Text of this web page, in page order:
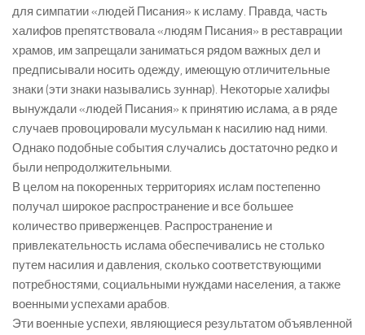
для симпатии «людей Писания» к исламу. Правда, часть
халифов препятствовала «людям Писания» в реставрации
храмов, им запрещали заниматься рядом важных дел и
предписывали носить одежду, имеющую отличительные
знаки (эти знаки назывались зуннар). Некоторые халифы
вынуждали «людей Писания» к принятию ислама, а в ряде
случаев провоцировали мусульман к насилию над ними.
Однако подобные события случались достаточно редко и
были непродолжительными.
В целом на покоренных территориях ислам постепенно
получал широкое распространение и все большее
количество приверженцев. Распространение и
привлекательность ислама обеспечивались не столько
путем насилия и давления, сколько соответствующими
потребностями, социальными нуждами населения, а также
военными успехами арабов.
Эти военные успехи, являющиеся результатом объявленной